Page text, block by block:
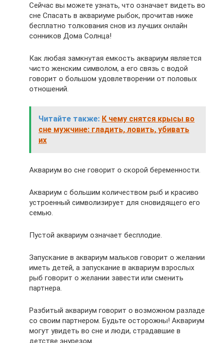
Сейчас вы можете узнать, что означает видеть во
сне Спасать в аквариуме рыбок, прочитав ниже
бесплатно толкования снов из лучших онлайн
сонников Дома Солнца!
Как любая замкнутая емкость аквариум является
чисто женским символом, а его связь с водой
говорит о большом удовлетворении от половых
отношений.
Читайте также: К чему снятся крысы во
сне мужчине: гладить, ловить, убивать
их
Аквариум во сне говорит о скорой беременности.
Аквариум с большим количеством рыб и красиво
устроенный символизирует для сновидящего его
семью.
Пустой аквариум означает бесплодие.
Запускание в аквариум мальков говорит о желании
иметь детей, а запускание в аквариум взрослых
рыб говорит о желании завести или сменить
партнера.
Разбитый аквариум говорит о возможном разладе
со своим партнером. Будьте осторожны! Аквариум
могут увидеть во сне и люди, страдавшие в
детстве энурезом.